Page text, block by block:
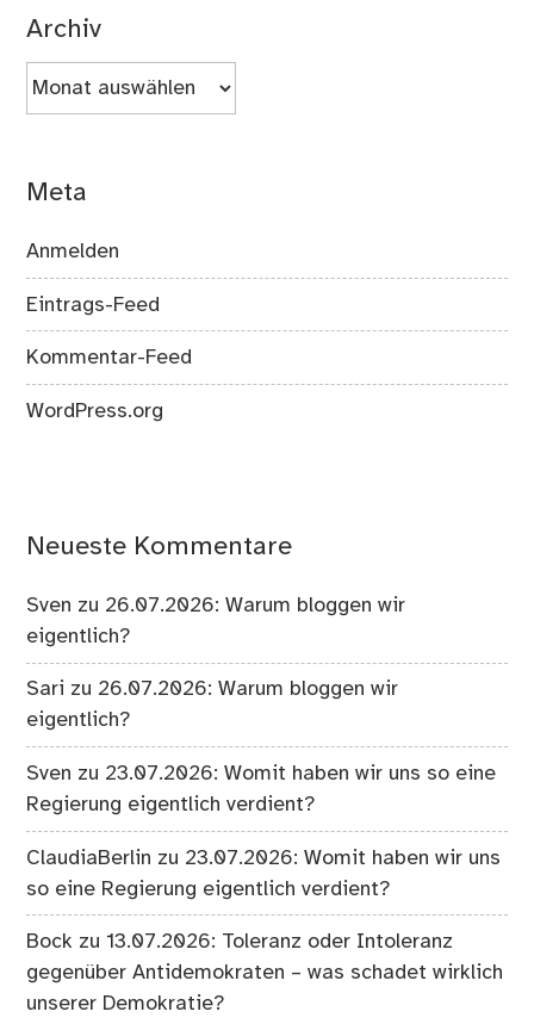
Archiv
Archiv
Meta
Anmelden
Eintrags-Feed
Kommentar-Feed
WordPress.org
Neueste Kommentare
Sven zu 26.07.2026: Warum bloggen wir
eigentlich?
Sari zu 26.07.2026: Warum bloggen wir
eigentlich?
Sven zu 23.07.2026: Womit haben wir uns so eine
Regierung eigentlich verdient?
ClaudiaBerlin zu 23.07.2026: Womit haben wir uns
so eine Regierung eigentlich verdient?
Bock zu13.07.2026: Toleranz oder Intoleranz
gegenüber Antidemokraten – was schadet wirklich
unserer Demokratie?